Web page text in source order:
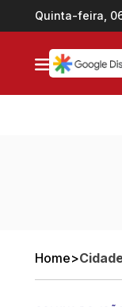
Ir direto proQuinta-feira,
Home>